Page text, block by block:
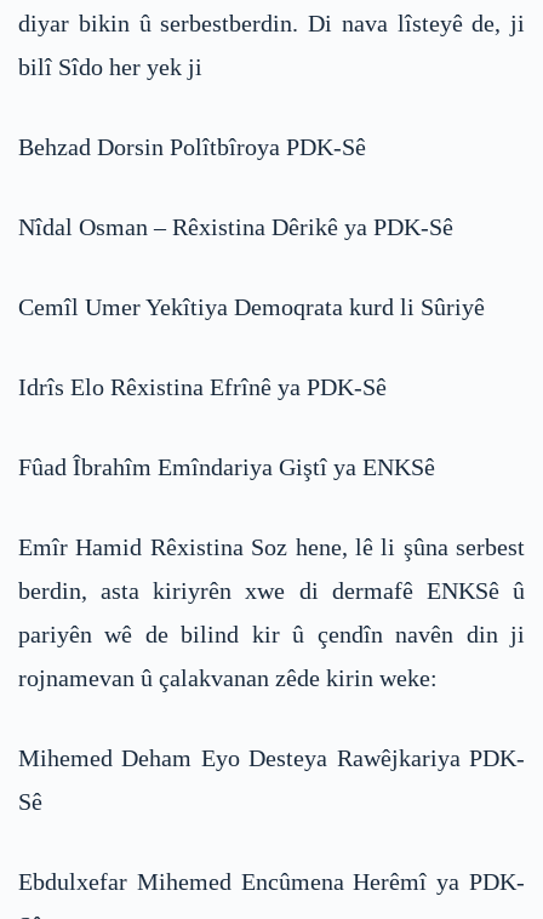
diyar bikin û serbestberdin. Di nava lîsteyê de, ji
bilî Sîdo her yek ji
Behzad Dorsin Polîtbîroya PDK-Sê
Nîdal Osman – Rêxistina Dêrikê ya PDK-Sê
Cemîl Umer Yekîtiya Demoqrata kurd li Sûriyê
Idrîs Elo Rêxistina Efrînê ya PDK-Sê
Fûad Îbrahîm Emîndariya Giştî ya ENKSê
Emîr Hamid Rêxistina Soz hene, lê li şûna serbest
berdin, asta kiriyrên xwe di dermafê ENKSê û
pariyên wê de bilind kir û çendîn navên din ji
rojnamevan û çalakvanan zêde kirin weke:
Mihemed Deham Eyo Desteya Rawêjkariya PDK-
Sê
Ebdulxefar Mihemed Encûmena Herêmî ya PDK-